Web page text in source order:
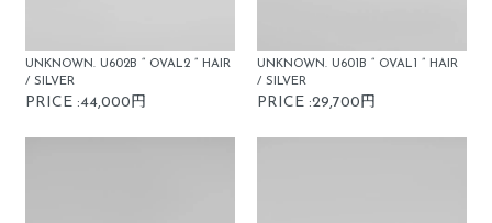
UNKNOWN. U602B “ OVAL2 ” HAIR
/ SILVER
PRICE :44,000円
UNKNOWN. U601B “ OVAL1 ” HAIR
/ SILVER
PRICE :29,700円